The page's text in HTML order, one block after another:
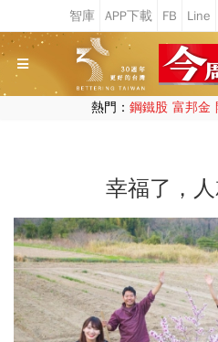
熱門： 鋼鐵股 富邦金
幸福了，